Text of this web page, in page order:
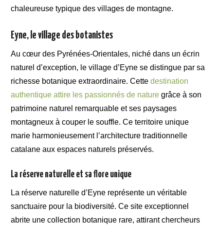
chaleureuse typique des villages de montagne.
Eyne, le village des botanistes
Au cœur des Pyrénées-Orientales, niché dans un écrin
naturel d’exception, le village d’Eyne se distingue par sa
richesse botanique extraordinaire. Cettedestination
authentique attire les passionnés de nature grâce à son
patrimoine naturel remarquable et ses paysages
montagneux à couper le souffle. Ce territoire unique
marie harmonieusement l’architecture traditionnelle
catalane aux espaces naturels préservés.
La réserve naturelle et sa flore unique
La réserve naturelle d’Eyne représente un véritable
sanctuaire pour la biodiversité. Ce site exceptionnel
abrite une collection botanique rare, attirant chercheurs